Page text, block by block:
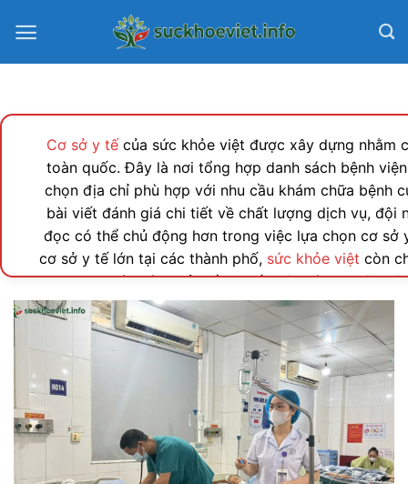
qua
Cơ sở y tếcủa sức khỏe việt được xây dựng nhằm
toàn quốc. Đây là nơi tổng hợp danh sách bệnh
chọn địa chỉ phù hợp với nhu cầu khám chữa bệnh
bài viết đánh giá chi tiết về chất lượng dịch vụ, đội
đọc có thể chủ động hơn trong việc lựa chọn cơ
cơ sở y tế lớn tại các thành phố, sức khỏe việt còn
vụ chăm sóc sức khỏe gần nhất một cách thuận
Đây không chỉ là nguồn tham khảo hữu ích mà còn
Sức khỏe việt cam kết mang đến những thông